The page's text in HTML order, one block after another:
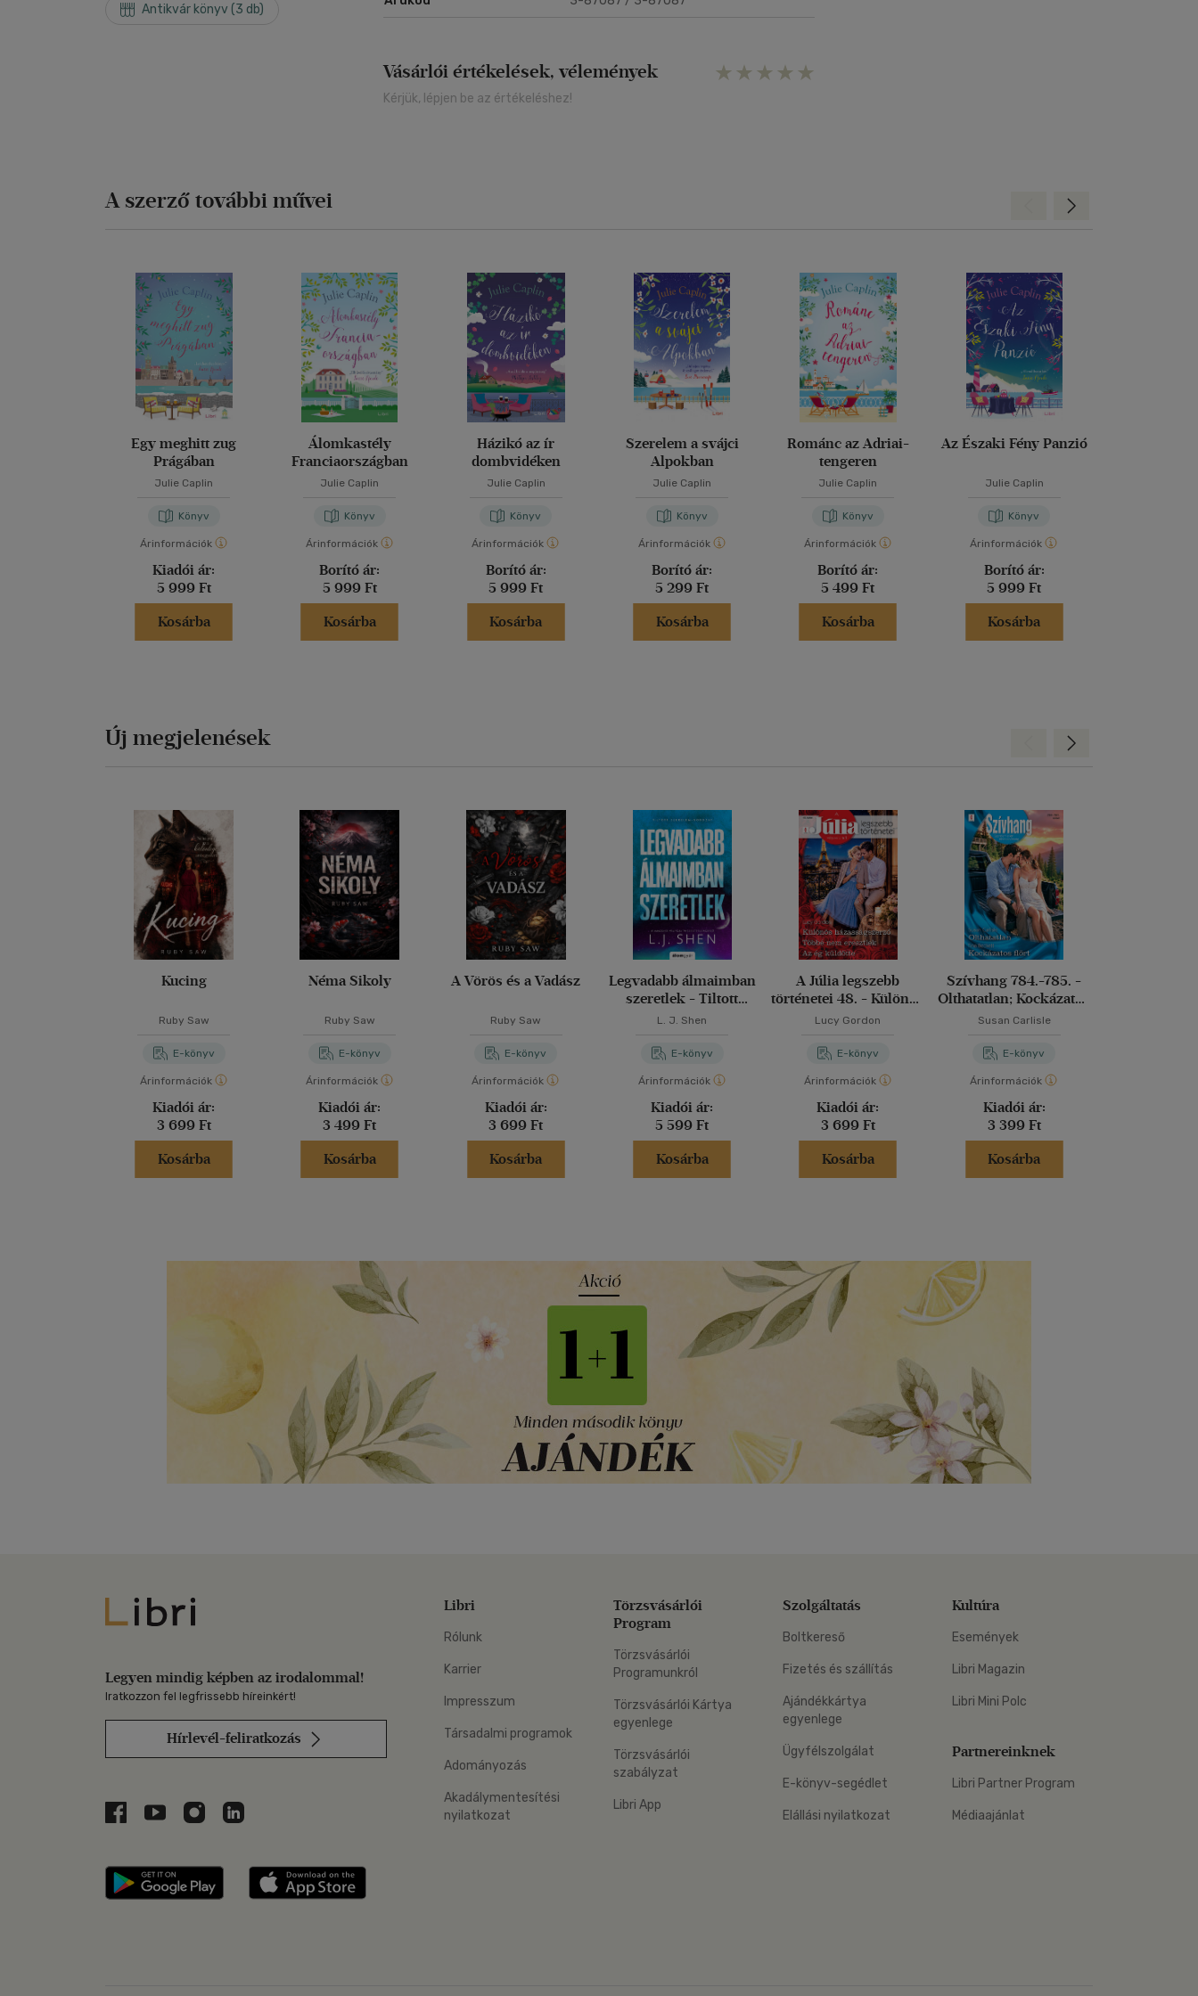
Antikvár könyv (3 db)
Vásárlói értékelések, vélemények
Kérjük, lépjen be az értékeléshez!
A szerző további művei
Egy meghitt zug
Prágában
Julie Caplin
Könyv
Árinformációk
Kiadói ár:
5 999 Ft
Kosárba
Álomkastély
Franciaországban
Julie Caplin
Könyv
Árinformációk
Borító ár:
5 999 Ft
Kosárba
Házikó az ír
dombvidéken
Julie Caplin
Könyv
Árinformációk
Borító ár:
5 999 Ft
Kosárba
Szerelem a svájci
Alpokban
Julie Caplin
Könyv
Árinformációk
Borító ár:
5 299 Ft
Kosárba
Románc az Adriai-
tengeren
Julie Caplin
Könyv
Árinformációk
Borító ár:
5 499 Ft
Kosárba
Az Északi Fény Panzió
Julie Caplin
Könyv
Árinformációk
Borító ár:
5 999 Ft
Kosárba
Előre
Új megjelenések
Kucing
Ruby Saw
E-könyv
Árinformációk
Kiadói ár:
3 699 Ft
Kosárba
Néma Sikoly
Ruby Saw
E-könyv
Árinformációk
Kiadói ár:
3 499 Ft
Kosárba
A Vörös és a Vadász
Ruby Saw
E-könyv
Árinformációk
Kiadói ár:
3 699 Ft
Kosárba
Legvadabb álmaimban
szeretlek - Tiltott
szerelem 2.
L. J. Shen
E-könyv
Árinformációk
Kiadói ár:
5 599 Ft
Kosárba
A Júlia legszebb
történetei 48. - Különös
házasságszerző; Többé
küldötte
Lucy Gordon
E-könyv
Árinformációk
Kiadói ár:
3 699 Ft
Kosárba
Szívhang 784.-785. -
Olthatatlan; Kockázatos
flört
Susan Carlisle
E-könyv
Árinformációk
Kiadói ár:
3 399 Ft
Kosárba
Előre
Libri
Legyen mindig képben az irodalommal!
Iratkozzon fel legfrissebb híreinkért!
Hírlevél-feliratkozás
Libri a Facebookon
Libri a Youtube-on
Libri az Instagramon
Libri a LinkedInen
Libri applikáció Szerezd meg: Google Play
Libri
Rólunk
Karrier
Impresszum
Társadalmi programok
Adományozás
Akadálymentesítési
nyilatkozat
Törzsvásárlói
Program
Törzsvásárlói
Programunkról
Törzsvásárlói Kártya
egyenlege
Törzsvásárlói
szabályzat
Libri App
Szolgáltatás
Boltkereső
Fizetés és szállítás
Ajándékkártya
egyenlege
Ügyfélszolgálat
E-könyv-segédlet
Elállási nyilatkozat
Kultúra
Események
Libri Magazin
Libri Mini Polc
Partnereinknek
Libri Partner Program
Médiaajánlat